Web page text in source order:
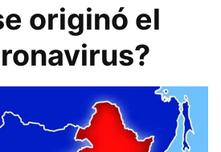
originó el